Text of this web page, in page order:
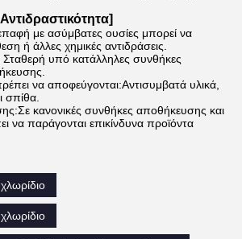
με ασύμβατες ουσίες μπορεί να
ή άλλες χημικές αντιδράσεις.
υπό κατάλληλες συνθήκες
να αποφεύγονται:Αντισυμβατά υλικά,
σπίθα.
κανονικές συνθήκες αποθήκευσης και
να παράγονται επικίνδυνα προϊόντα